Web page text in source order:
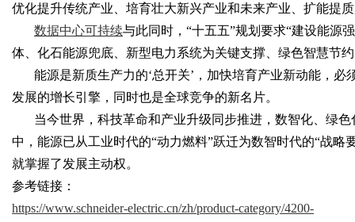
Bo
ar
优化提升传统产业、培育壮大新兴产业和未来产业、扩能提
数据中心可持续与此同时， “十五五”规划要求“建设能源
体、化石能源兜底、新型电力系统为关键支撑、绿色智慧节
能源是新质生产力的‘总开关’，加快培育产业新动能，
发展的增长引擎，同时也是全球竞争的新名片。
当今世界，科技革命和产业升级同步推进，数智化、绿
中，能源已从工业时代的“动力燃料”跃迁为数智时代的“战略
就掌握了发展主动权。
参考链接：
https://www.schneider-electric.cn/zh/product-category/4200-